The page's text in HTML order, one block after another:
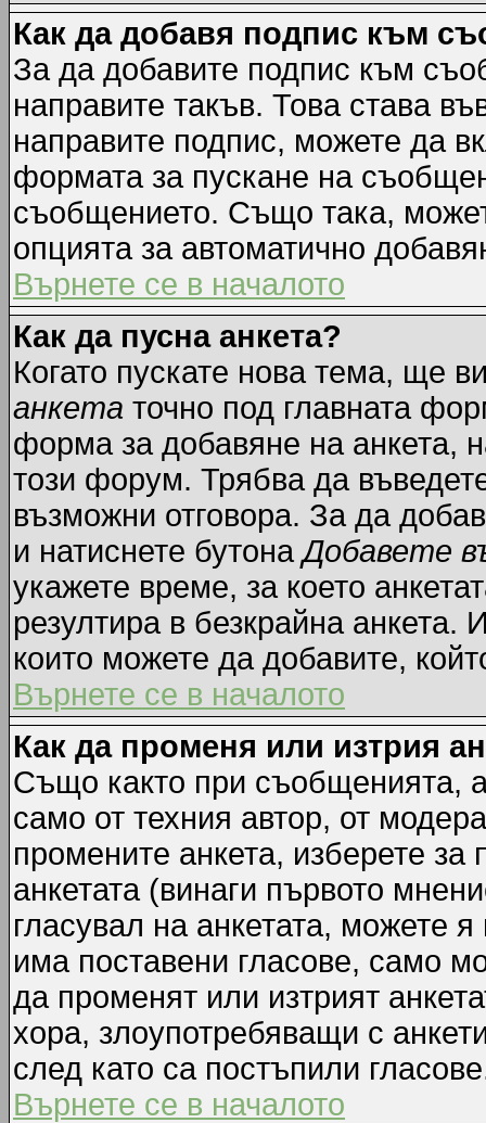
Как да добавя подпис към
За да добавите подпис към
направите такъв. Това става
направите подпис, можете да
формата за пускане на
съобщението. Също така,
опцията за автоматично
Върнете се в началото
Как да пусна анкета?
Когато пускате нова тема, ще
анкета точно под главната
форма за добавяне на анкета,
този форум. Трябва да
възможни отговора. За да
и натиснете бутонаДобавете
укажете време, за което
резултира в безкрайна
които можете да добавите,
Върнете се в началото
Как да променя или изтрия
Също както при съобщенията,
само от техния автор, от
промените анкета, изберете
анкетата (винаги първото
гласувал на анкетата, можете
има поставени гласове, само
да променят или изтрият
хора, злоупотребяващи с
след като са постъпили
Върнете се в началото